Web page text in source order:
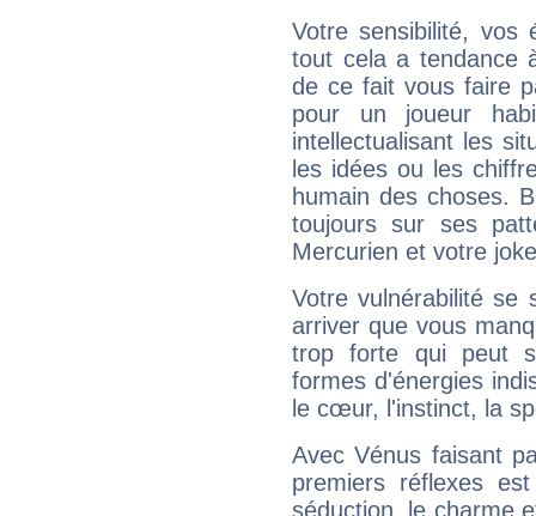
Votre sensibilité,
tout cela a tendance
de ce fait vous faire
pour un joueur
intellectualisant les
les idées ou les
humain des choses.
toujours sur ses
Mercurien et votre
Votre vulnérabilité se
arriver que vous
trop forte qui peut
formes d'énergies
le cœur, l'instinct, la
Avec Vénus faisant
premiers réflexes
séduction, le charme